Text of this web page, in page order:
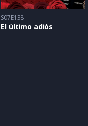
S07E138
El último adiós